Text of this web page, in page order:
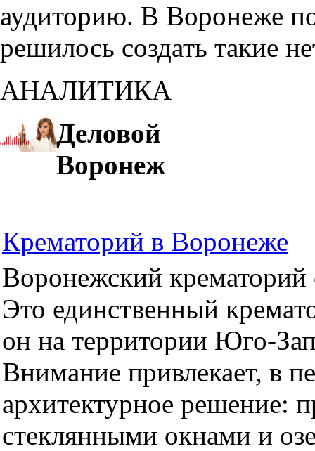
аудиторию. В Воронеже
решилось создать такие
АНАЛИТИКА
Деловой
Воронеж
Крематорий в Воронеже
Воронежский крематорий
Это единственный
он на территории Юго-
Внимание привлекает, в
архитектурное решение:
стеклянными окнами и